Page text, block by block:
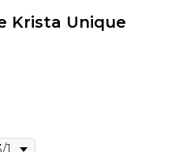
Krista Unique